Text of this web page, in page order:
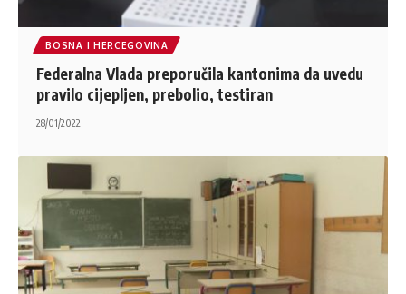
BOSNA I HERCEGOVINA
Federalna Vlada preporučila kantonima da uvedu
pravilo cijepljen, prebolio, testiran
28/01/2022